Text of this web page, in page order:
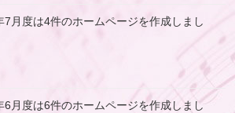
7月度は4件のホームページを作成しまし
6月度は6件のホームページを作成しまし